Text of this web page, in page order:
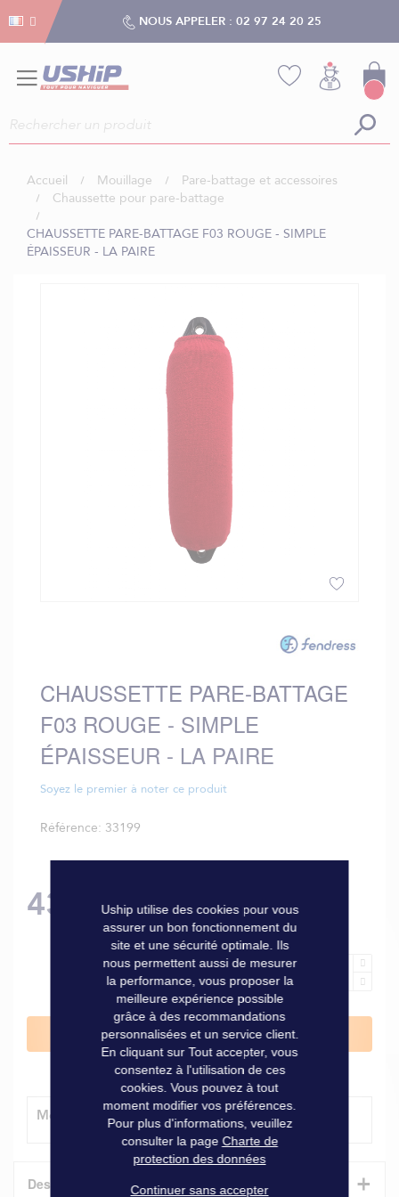
NOUS APPELER : 02 97 24 20 25
Accueil Mouillage
Pare-battage et accessoires
Chaussette pour pare-battage
CHAUSSETTE PARE-BATTAGE F03 ROUGE - SIMPLE
ÉPAISSEUR - LA PAIRE
of
the
images
gallery
CHAUSSETTE PARE-BATTAGE
F03 ROUGE - SIMPLE
ÉPAISSEUR - LA PAIRE
Soyez le premier à noter ce produit
Référence 33199
43,90 €
Ajouter au panier
Modes de livraison
Description +
Gestion des cookies
Uship utilise des cookies pour vous
assurer un bon fonctionnement du
site et une sécurité optimale. Ils
nous permettent aussi de mesurer
la performance, vous proposer la
meilleure expérience possible
grâce à des recommandations
personnalisées et un service client.
En cliquant sur Tout accepter, vous
consentez à l'utilisation de ces
cookies. Vous pouvez à tout
moment modifier vos préférences.
Pour plus d'informations, veuillez
consulter la page Charte de
protection des données
Continuer sans accepter
Gestion des cookies